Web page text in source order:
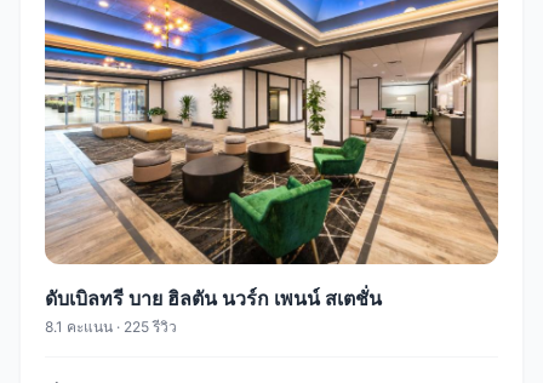
ดับเบิลทรี บาย ฮิลตัน นวร์ก เพนน์ สเตชั่น
8.1 คะแนน · 225 รีวิว